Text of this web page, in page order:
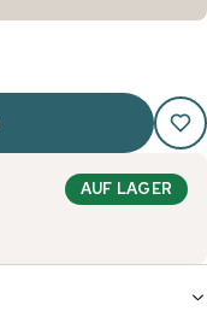
AUF LAGER